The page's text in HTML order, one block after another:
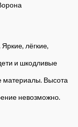
лёгкие,
и шкодливые
материалы. Высота
невозможно.